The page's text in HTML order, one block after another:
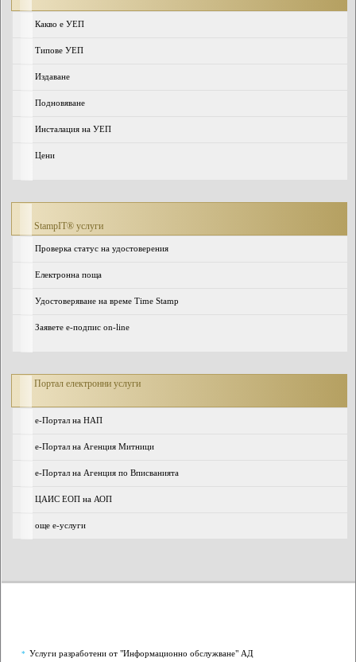
Какво е УЕП
Типове УЕП
Издаване
Подновяване
Инсталация на УЕП
Цени
StampIT® услуги
Проверка статус на удостоверения
Електронна поща
Удостоверяване на време Time Stamp
Заявете е-подпис on-line
Портал електронни услуги
e-Портал на НАП
е-Портал на Агенция Митници
е-Портал на Агенция по Вписванията
ЦАИС ЕОП на АОП
още е-услуги
* Услуги разработени от "Информационно обслужване" АД